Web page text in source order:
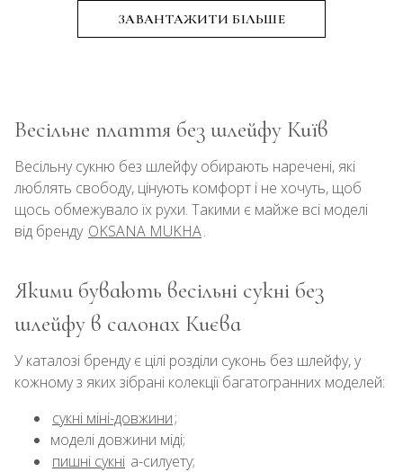
Весільне плаття без шлейфу Київ
Весільну сукню без шлейфу обирають наречені, які
люблять свободу, цінують комфорт і не хочуть, щоб
щось обмежувало їх рухи. Такими є майже всі моделі
від бренду OKSANA MUKHA.
Якими бувають весільні сукні без
шлейфу в салонах Києва
У каталозі бренду є цілі розділи суконь без шлейфу, у
кожному з яких зібрані колекції багатогранних моделей:
сукні міні-довжини;
моделі довжини міді;
пишні сукні а-силуету;